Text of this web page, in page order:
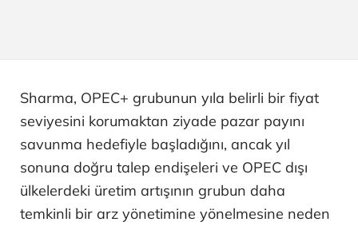
Sharma, OPEC+ grubunun yıla belirli bir fiyat
seviyesini korumaktan ziyade pazar payını
savunma hedefiyle başladığını, ancak yıl
sonuna doğru talep endişeleri ve OPEC dışı
ülkelerdeki üretim artışının grubun daha
temkinli bir arz yönetimine yönelmesine neden